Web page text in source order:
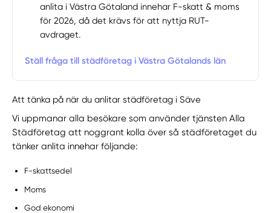
anlita i Västra Götaland innehar F-skatt & moms
för 2026, då det krävs för att nyttja RUT-
avdraget.
Ställ fråga till städföretag i Västra Götalands län
Att tänka på när du anlitar städföretag i Säve
Vi uppmanar alla besökare som använder tjänsten Alla
Städföretag att noggrant kolla över så städföretaget du
tänker anlita innehar följande:
F-skattsedel
Moms
God ekonomi